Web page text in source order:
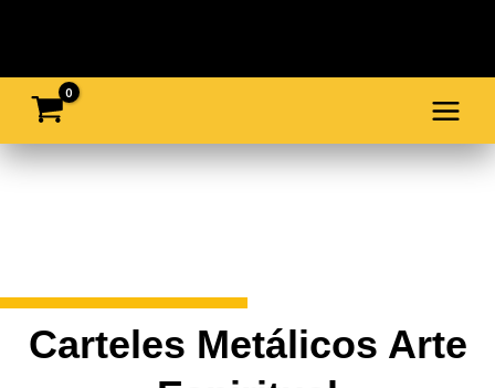
contenido
Carteles Metálicos Arte